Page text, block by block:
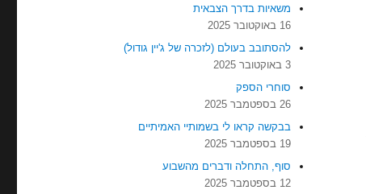
משאיות בדרך הצבאית
16 באוקטובר 2025
להסתובב בעולם (לזכרה של ג'יין גודול)
3 באוקטובר 2025
סוחרי הספק
26 בספטמבר 2025
בבקשה קראו לי בשמותיי האמיתיים
19 בספטמבר 2025
סוף, התחלה ודברים מהשבוע
12 בספטמבר 2025